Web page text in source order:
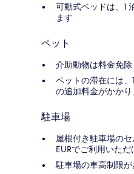
可動式ベッドは、1
ます
ペット
介助動物は料金免除
ペットの滞在には、
の追加料金がかかり
駐車場
屋根付き駐車場の
EURでご利用いただ
駐車場の車高制限